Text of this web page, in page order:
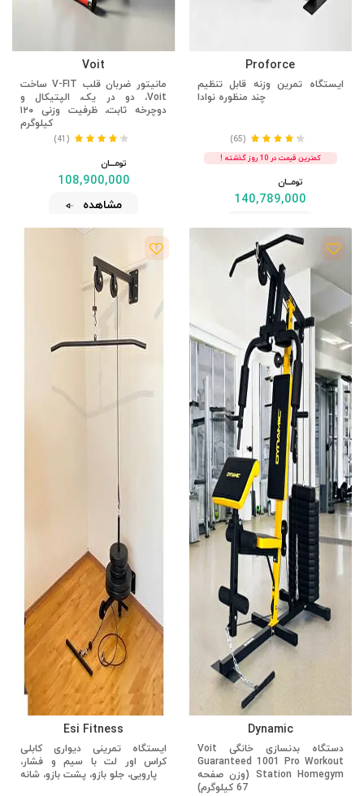
Proforce
ایستگاه تمرین وزنه قابل تنظیم
چند منظوره نوادا
(65)
کمترین قیمت در 10 روز گذشته !
تومــــــان
140,789,000
مشاهده
Voit
مانیتور ضربان قلب V-FIT ساخت
Voit، دو در یک، الپتیکال و
دوچرخه ثابت، ظرفیت وزنی ۱۲۰
کیلوگرم
(41)
تومــــــان
108,900,000
مشاهده
Dynamic
دستگاه بدنسازی خانگی Voit
Guaranteed 1001 Pro Workout
Station Homegym (وزن صفحه
67 کیلوگرم)
Esi Fitness
ایستگاه تمرینی دیواری کابلی
کراس اور لت با سیم و فشار،
پارویی، جلو بازو، پشت بازو، شانه